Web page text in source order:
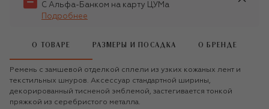
С Альфа-Банком на карту ЦУМа
Подробнее
О ТОВАРЕ РАЗМЕРЫ И ПОСАДКА О БРЕНДЕ
Ремень с замшевой отделкой сплели из узких кожаных лент и
текстильных шнуров. Аксессуар стандартной ширины,
декорированный тисненой эмблемой, застегивается тонкой
пряжкой из серебристого металла.